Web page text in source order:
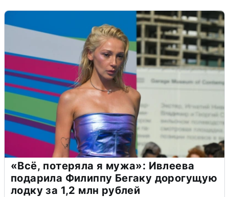
«Всё, потеряла я мужа»: Ивлеева
подарила Филиппу Бегаку дорогущую
лодку за 1,2 млн рублей